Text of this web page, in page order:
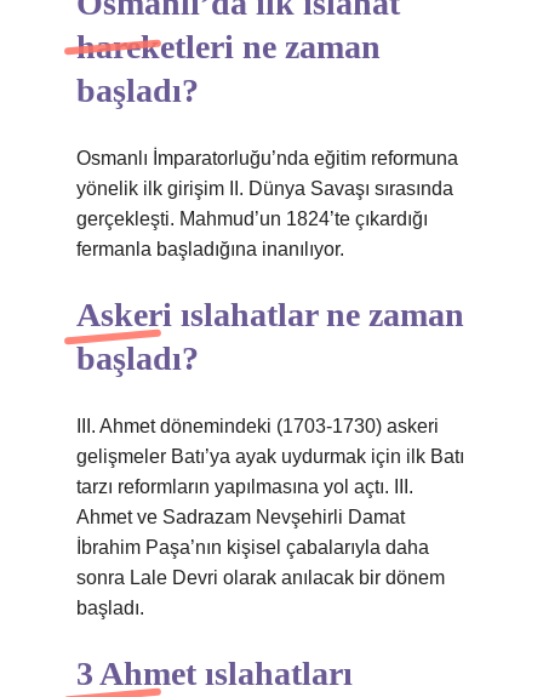
hareketleri ne zaman
başladı?
Osmanlı İmparatorluğu’nda eğitim reformuna
yönelik ilk girişim II. Dünya Savaşı sırasında
gerçekleşti. Mahmud’un 1824’te çıkardığı
fermanla başladığına inanılıyor.
Askeri ıslahatlar ne zaman
başladı?
III. Ahmet dönemindeki (1703-1730) askeri
gelişmeler Batı’ya ayak uydurmak için ilk Batı
tarzı reformların yapılmasına yol açtı. III.
Ahmet ve Sadrazam Nevşehirli Damat
İbrahim Paşa’nın kişisel çabalarıyla daha
sonra Lale Devri olarak anılacak bir dönem
başladı.
3 Ahmet ıslahatları